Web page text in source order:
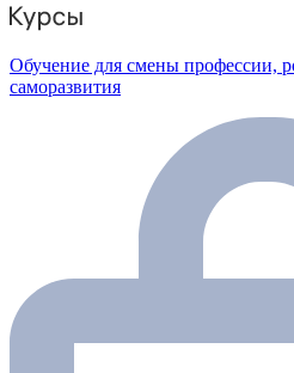
Обучение для смены профессии,
саморазвития